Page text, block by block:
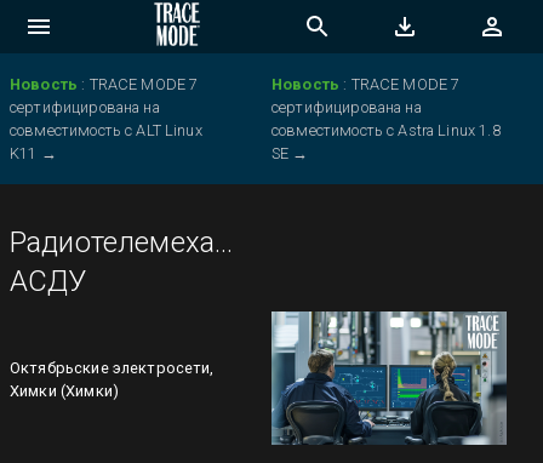
Новость : TRACE MODE 7
сертифицирована на
совместимость с ALT Linux
K11 →
Новость : TRACE MODE 7
сертифицирована на
совместимость с Astra Linux 1.8
SE →
Радиотелемеханическая
АСДУ
Октябрьские электросети,
Химки (Химки)